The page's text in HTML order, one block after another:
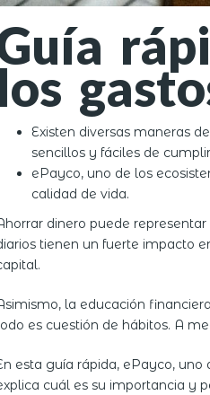
los
Existen diversas maneras
sencillos y fáciles de
ePayco, uno de los
calidad de vida.
dinero puede
tienen un fuerte impacto
la educación
es cuestión de hábitos. A
esta guía rápida, ePayco,
cuál es su importancia y